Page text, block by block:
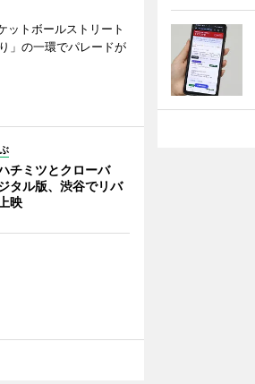
ットボールストリート
」の一環でパレードが
チミツとクローバ
タル版、渋谷でリバ
映